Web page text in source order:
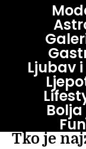
Ljubav
Bolja
Fun
ZABAVA
SNAŽNA
Tko je